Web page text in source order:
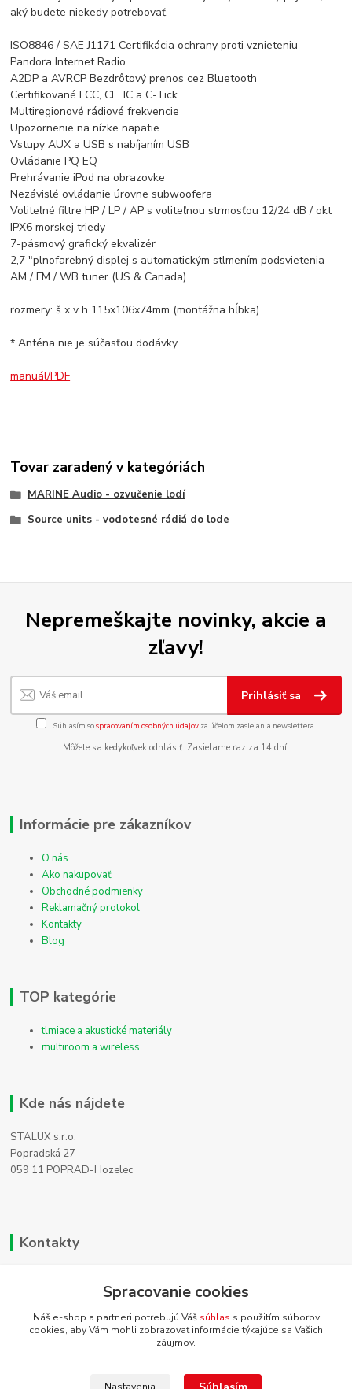
aký budete niekedy potrebovať.
ISO8846 / SAE J1171 Certifikácia ochrany proti vznieteniu
Pandora Internet Radio
A2DP a AVRCP Bezdrôtový prenos cez Bluetooth
Certifikované FCC, CE, IC a C-Tick
Multiregionové rádiové frekvencie
Upozornenie na nízke napätie
Vstupy AUX a USB s nabíjaním USB
Ovládanie PQ EQ
Prehrávanie iPod na obrazovke
Nezávislé ovládanie úrovne subwoofera
Voliteľné filtre HP / LP / AP s voliteľnou strmosťou 12/24 dB / okt
IPX6 morskej triedy
7-pásmový grafický ekvalizér
2,7 "plnofarebný displej s automatickým stlmením podsvietenia
AM / FM / WB tuner (US & Canada)
rozmery: š x v h 115x106x74mm (montážna hĺbka)
* Anténa nie je súčasťou dodávky
manuál/PDF
Tovar zaradený v kategóriách
MARINE Audio - ozvučenie lodí
Source units - vodotesné rádiá do lode
Nepremeškajte novinky, akcie a
zľavy!
Prihlásiť sa
Súhlasím sospracovaním osobných údajov za účelom zasielania newslettera.
Môžete sa kedykoľvek odhlásiť. Zasielame raz za 14 dní.
Informácie pre zákazníkov
O nás
Ako nakupovať
Obchodné podmienky
Reklamačný protokol
Kontakty
Blog
TOP kategórie
tlmiace a akustické materiály
multiroom a wireless
Kde nás nájdete
STALUX s.r.o.
Popradská 27
059 11 POPRAD-Hozelec
Kontakty
+421 911 990 200
info@homehifi.sk
Spracovanie cookies
Náš e-shop a partneri potrebujú Váš súhlas s použitím súborov
cookies, aby Vám mohli zobrazovať informácie týkajúce sa Vašich
záujmov.